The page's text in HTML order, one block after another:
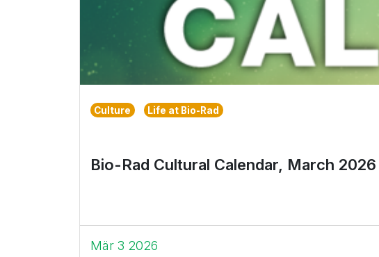
Culture Life at Bio-Rad
Bio-Rad Cultural Calendar, March 2026
Mär 3 2026